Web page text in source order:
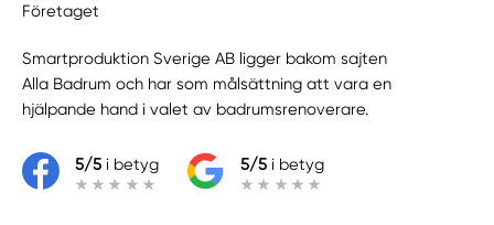
Företaget
Smartproduktion Sverige AB ligger bakom sajten
Alla Badrum och har som målsättning att vara en
hjälpande hand i valet av badrumsrenoverare.
5/5i betyg 5/5i betyg